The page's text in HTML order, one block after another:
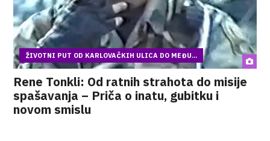
ŽIVOTNI PUT OD KARLOVAČKIH ULICA DO MEĐU...
Rene Tonkli: Od ratnih strahota do misije
spašavanja – Priča o inatu, gubitku i
novom smislu